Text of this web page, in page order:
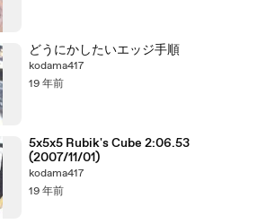
どうにかしたいエッジ手順
kodama417
19 年前
5x5x5 Rubik's Cube 2:06.53
(2007/11/01)
kodama417
19 年前